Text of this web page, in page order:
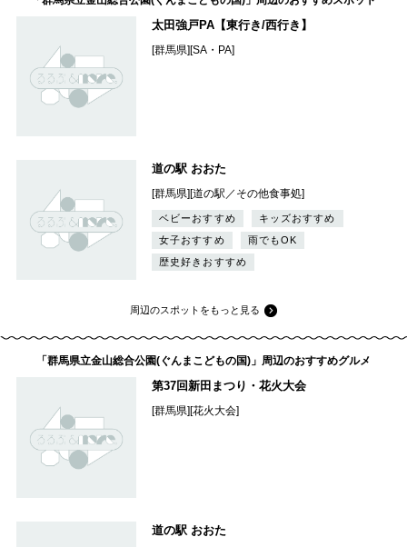
太田強戸PA【東行き/西行き】
[群馬県][SA・PA]
道の駅 おおた
[群馬県][道の駅／その他食事処]
ベビーおすすめ
キッズおすすめ
女子おすすめ
雨でもOK
歴史好きおすすめ
周辺のスポットをもっと見る
「群馬県立金山総合公園(ぐんまこどもの国)」周辺のおすすめグルメ
第37回新田まつり・花火大会
[群馬県][花火大会]
道の駅 おおた